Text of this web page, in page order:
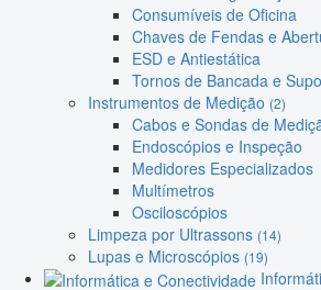
Consumíveis de Oficina
Chaves de Fendas e
ESD e Antiestática
Tornos de Bancada e
Instrumentos de Medição (2)
Cabos e Sondas de
Endoscópios e Inspeção
Medidores Especializados
Multímetros
Osciloscópios
Limpeza por Ultrassons (14)
Lupas e Microscópios (19)